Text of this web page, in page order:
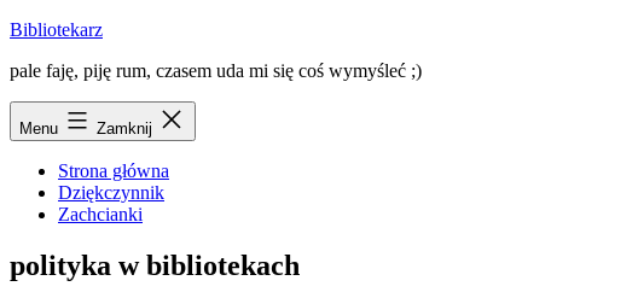
Przejdź
treści
Bibliotekarz
pale faję, piję rum, czasem uda mi się coś wymyśleć ;)
Menu Zamknij
Strona główna
Dziękczynnik
Zachcianki
polityka w bibliotekach